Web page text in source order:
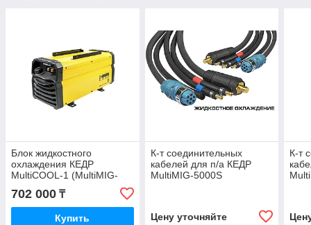
Блок жидкостного
охлаждения КЕДР
MultiCOOL-1 (MultiMIG-
3500/5000S/5000DP,
MultiTIG-3200P DC,
3200P/5000P
702 000 ₸
Купить
К-т соединительных
кабелей для п/а КЕДР
MultiMIG-5000S
Цену уточняйте
К-т